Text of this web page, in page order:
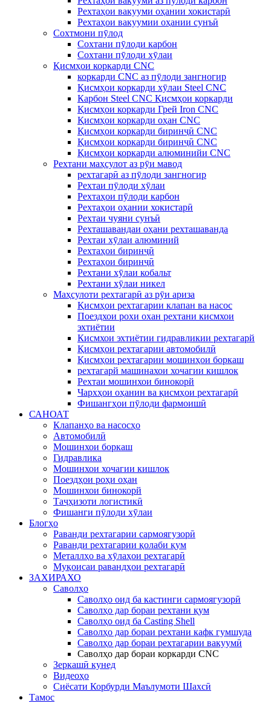
Рехтаҳои вакууми оҳании хокистарӣ
Рехтаҳои вакуумии оҳании сунъӣ
Сохтмони пӯлод
Сохтани пӯлоди карбон
Сохтани пӯлоди хӯлаи
Қисмҳои коркарди CNC
коркарди CNC аз пӯлоди зангногир
Қисмҳои коркарди хӯлаи Steel CNC
Карбон Steel CNC Қисмҳои коркарди
Қисмҳои коркарди Грей Iron CNC
Қисмҳои коркарди оҳан CNC
Қисмҳои коркарди биринҷӣ CNC
Қисмҳои коркарди биринҷӣ CNC
Қисмҳои коркарди алюминийи CNC
Рехтани маҳсулот аз рӯи мавод
рехтагарӣ аз пӯлоди зангногир
Рехтаи пӯлоди хӯлаи
Рехтаҳои пӯлоди карбон
Рехтаҳои оҳании хокистарӣ
Рехтаи чуяни сунъӣ
Рехташавандаи оҳани рехташаванда
Рехтаи хӯлаи алюминий
Рехтаҳои биринҷӣ
Рехтаҳои биринҷӣ
Рехтани хӯлаи кобальт
Рехтани хӯлаи никел
Маҳсулоти рехтагарӣ аз рӯи ариза
Қисмҳои рехтагарии клапан ва насос
Поездхои рохи охан рехтани кисмхои
эхтиётии
Кисмхои эхтиётии гидравликии рехтагарй
Қисмҳои рехтагарии автомобилӣ
Қисмҳои рехтагарии мошинҳои боркаш
рехтагарй машинахои хочагии кишлок
Рехтаи мошинхои бинокорй
Чархҳои оҳанин ва қисмҳои рехтагарӣ
Фишангҳои пӯлоди фармоишӣ
САНОАТ
Клапанҳо ва насосҳо
Автомобилӣ
Мошинхои боркаш
Гидравлика
Мошинхои хочагии кишлок
Поездҳои роҳи оҳан
Мошинхои бинокорй
Таҷҳизоти логистикӣ
Фишанги пӯлоди хӯлаи
Блогҳо
Раванди рехтагарии сармоягузорӣ
Раванди рехтагарии қолаби қум
Металлҳо ва хӯлаҳои рехтагарӣ
Муқоисаи равандҳои рехтагарӣ
ЗАХИРАХО
Саволҳо
Саволҳо оид ба кастинги сармоягузорӣ
Саволҳо дар бораи рехтани қум
Саволҳо оид ба Casting Shell
Саволҳо дар бораи рехтани кафк гумшуда
Саволҳо дар бораи рехтагарии вакуумӣ
Саволҳо дар бораи коркарди CNC
Зеркашӣ кунед
Видеоҳо
Сиёсати Корбурди Маълумоти Шахсӣ
Тамос